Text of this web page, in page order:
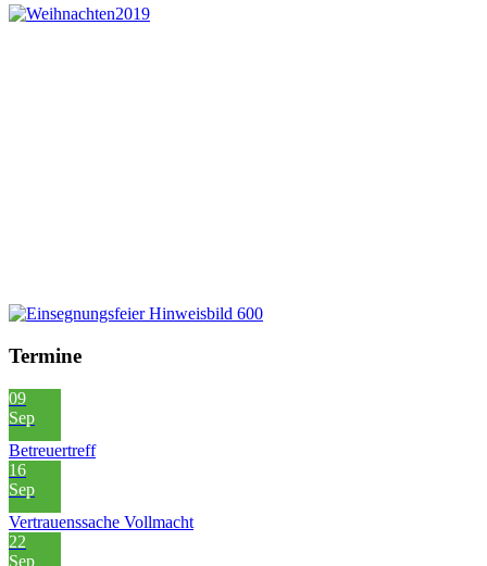
Termine
09
Sep
Betreuertreff
16
Sep
Vertrauenssache Vollmacht
22
Sep